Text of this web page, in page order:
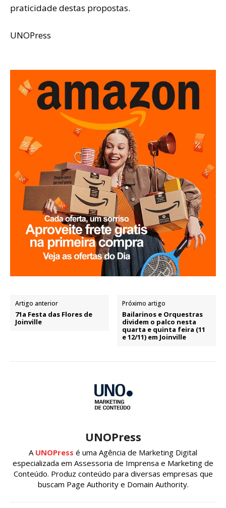
praticidade destas propostas.
UNOPress
Artigo anterior
71a Festa das Flores de
Joinville
Próximo artigo
Bailarinos e Orquestras
dividem o palco nesta
quarta e quinta feira (11
e 12/11) em Joinville
UNOPress
A UNOPress é uma Agência de Marketing Digital
especializada em Assessoria de Imprensa e Marketing de
Conteúdo. Produz conteúdo para diversas empresas que
buscam Page Authority e Domain Authority.